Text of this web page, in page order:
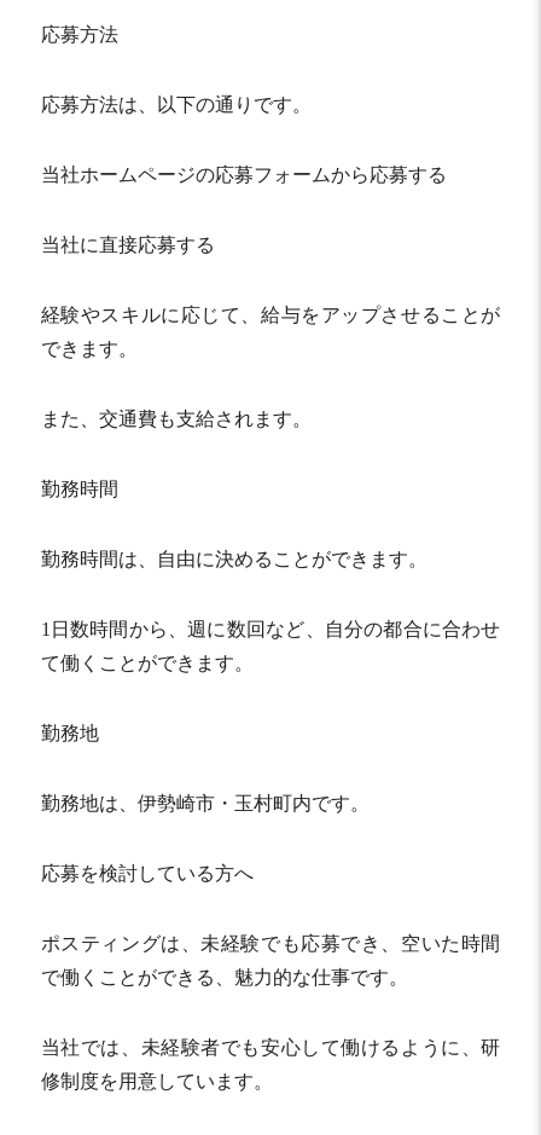
応募方法
応募方法は、以下の通りです。
当社ホームページの応募フォームから応募する
当社に直接応募する
経験やスキルに応じて、給与をアップさせることが
できます。
また、交通費も支給されます。
勤務時間
勤務時間は、自由に決めることができます。
1日数時間から、週に数回など、自分の都合に合わせ
て働くことができます。
勤務地
勤務地は、伊勢崎市・玉村町内です。
応募を検討している方へ
ポスティングは、未経験でも応募でき、空いた時間
で働くことができる、魅力的な仕事です。
当社では、未経験者でも安心して働けるように、研
修制度を用意しています。